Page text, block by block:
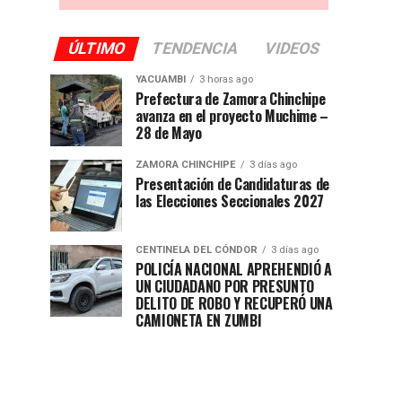
ÚLTIMO TENDENCIA VIDEOS
YACUAMBI 3 horas ago
Prefectura de Zamora Chinchipe
avanza en el proyecto Muchime –
28 de Mayo
ZAMORA CHINCHIPE 3 días ago
Presentación de Candidaturas de
las Elecciones Seccionales 2027
CENTINELA DEL CÓNDOR 3 días ago
POLICÍA NACIONAL APREHENDIÓ A
UN CIUDADANO POR PRESUNTO
DELITO DE ROBO Y RECUPERÓ UNA
CAMIONETA EN ZUMBI